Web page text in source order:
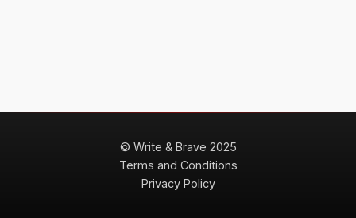
© Write & Brave 2025
Terms and Conditions
Privacy Policy